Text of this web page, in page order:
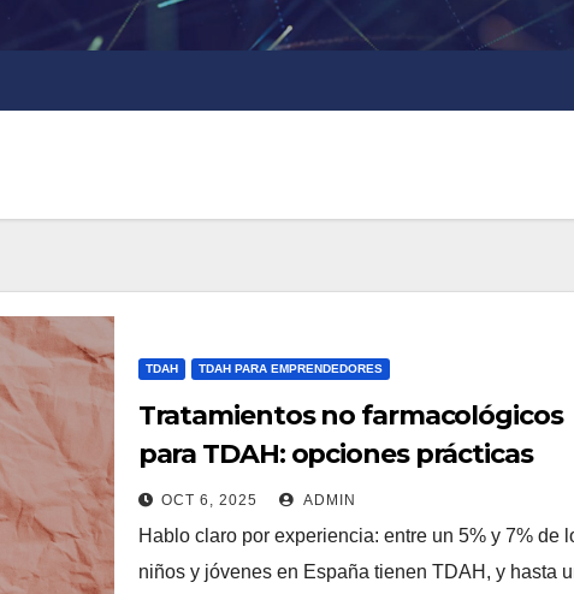
TDAH TDAH PARA EMPRENDEDORES
Tratamientos no farmacológicos
para TDAH: opciones prácticas
OCT 6, 2025 ADMIN
Hablo claro por experiencia: entre un 5% y 7% de
niños y jóvenes en España tienen TDAH, y hasta